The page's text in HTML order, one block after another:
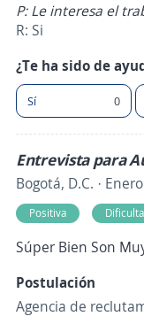
P: Le interesa el
R: Si
¿Te ha sido de
Sí 0
Entrevista para
Bogotá, D.C. ·
Positiva
Súper Bien Son
Postulación
Agencia de